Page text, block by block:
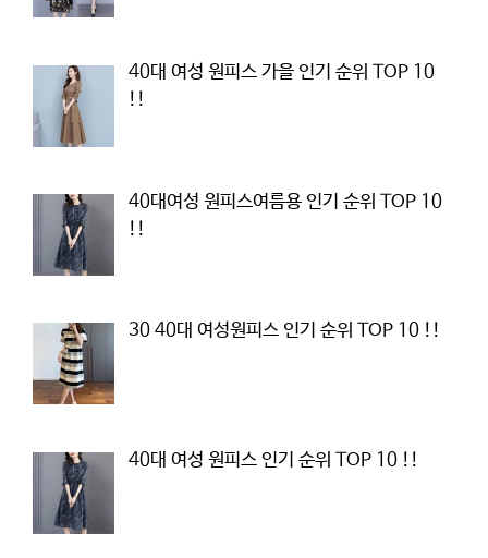
40대 여성 원피스 가을 인기 순위 TOP 10
!!
40대여성 원피스여름용 인기 순위 TOP 10
!!
30 40대 여성원피스 인기 순위 TOP 10 !!
40대 여성 원피스 인기 순위 TOP 10 !!